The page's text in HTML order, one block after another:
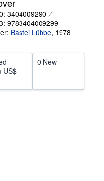
3404009290
9783404009299
Bastei Lübbe, 1978
US$
0 New